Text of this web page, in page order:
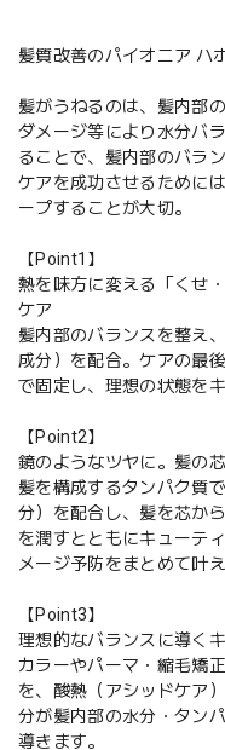
髪質改善のパイオニア ハ
髪がうねるのは、髪内部
ダメージ等により水分バ
ることで、髪内部のバラ
ケアを成功させるために
ープすることが大切。
【Point1】
熱を味方に変える「くせ
ケア
髪内部のバランスを整え
成分）を配合。ケアの最
で固定し、理想の状態をキ
【Point2】
鏡のようなツヤに。髪の
髪を構成するタンパク質
分）を配合し、髪を芯か
を潤すとともにキューテ
メージ予防をまとめて叶え
【Point3】
理想的なバランスに導く
カラーやパーマ・縮毛矯
を、酸熱（アシッドケア
分が髪内部の水分・タン
導きます。